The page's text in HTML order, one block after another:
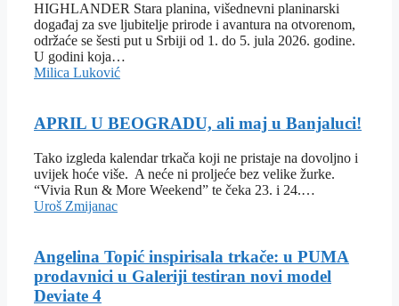
HIGHLANDER Stara planina, višednevni planinarski
događaj za sve ljubitelje prirode i avantura na otvorenom,
održaće se šesti put u Srbiji od 1. do 5. jula 2026. godine.
U godini koja…
Milica Luković
APRIL U BEOGRADU, ali maj u Banjaluci!
Tako izgleda kalendar trkača koji ne pristaje na dovoljno i
uvijek hoće više. A neće ni proljeće bez velike žurke.
“Vivia Run & More Weekend” te čeka 23. i 24.…
Uroš Zmijanac
Angelina Topić inspirisala trkače: u PUMA
prodavnici u Galeriji testiran novi model
Deviate 4